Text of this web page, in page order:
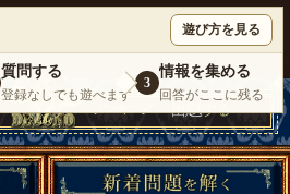
|お問い合わせ
|
遊び方を見る
質問する
登録なしでも遊べます
3
情報を集める
回答がここに残る